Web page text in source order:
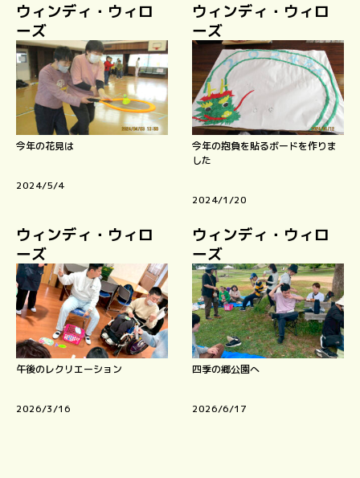
ウィンディ・ウィロ
ーズ
今年の花見は
2024/5/4
ウィンディ・ウィロ
ーズ
今年の抱負を貼るボードを作りま
した
2024/1/20
ウィンディ・ウィロ
ーズ
午後のレクリエーション
2026/3/16
ウィンディ・ウィロ
ーズ
四季の郷公園へ
2026/6/17